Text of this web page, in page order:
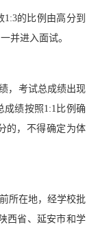
1:3的比例由高分到
并进入面试。
，考试总成绩出现
绩按照1:1比例确
的，不得确定为体
所在地，经学校批
西省、延安市和学